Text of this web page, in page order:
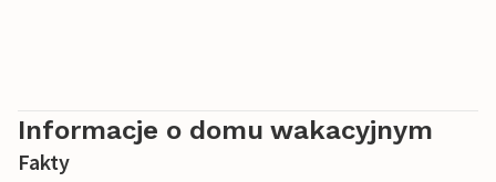
Informacje o domu wakacyjnym
Fakty